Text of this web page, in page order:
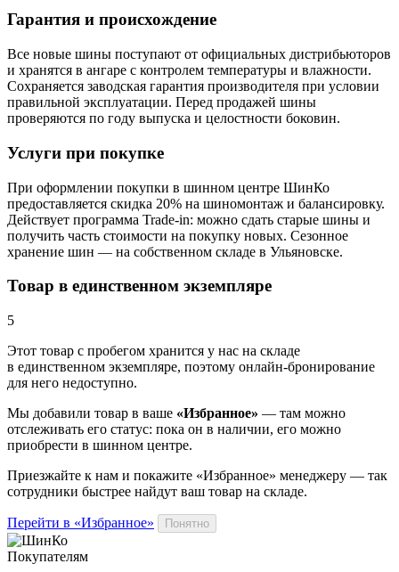
Гарантия и происхождение
Все новые шины поступают от официальных дистрибьюторов
и хранятся в ангаре с контролем температуры и влажности.
Сохраняется заводская гарантия производителя при условии
правильной эксплуатации. Перед продажей шины
проверяются по году выпуска и целостности боковин.
Услуги при покупке
При оформлении покупки в шинном центре ШинКо
предоставляется скидка 20% на шиномонтаж и балансировку.
Действует программа Trade-in: можно сдать старые шины и
получить часть стоимости на покупку новых. Сезонное
хранение шин — на собственном складе в Ульяновске.
Товар в единственном экземпляре
5
Этот товар с пробегом хранится у нас на складе
в единственном экземпляре, поэтому онлайн-бронирование
для него недоступно.
Мы добавили товар в ваше «Избранное» — там можно
отслеживать его статус: пока он в наличии, его можно
приобрести в шинном центре.
Приезжайте к нам и покажите «Избранное» менеджеру — так
сотрудники быстрее найдут ваш товар на складе.
Перейти в «Избранное» Понятно
Покупателям